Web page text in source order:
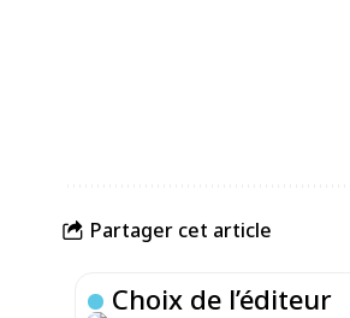
Partager cet article
Choix de l’éditeur